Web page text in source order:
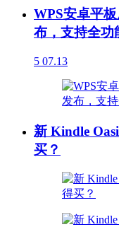
WPS安卓平
布，支持全功
5 07.13
新 Kindle
买？